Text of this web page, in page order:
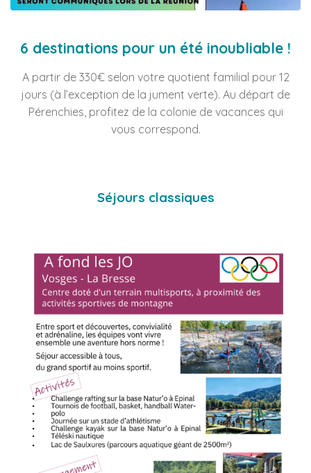
6 destinations pour un été inoubliable !
A partir de 330€ selon votre quotient familial pour 12
jours (à l’exception de la jument verte). Au départ de
Pérenchies, profitez de la colonie de vacances qui
vous correspond.
Séjours classiques